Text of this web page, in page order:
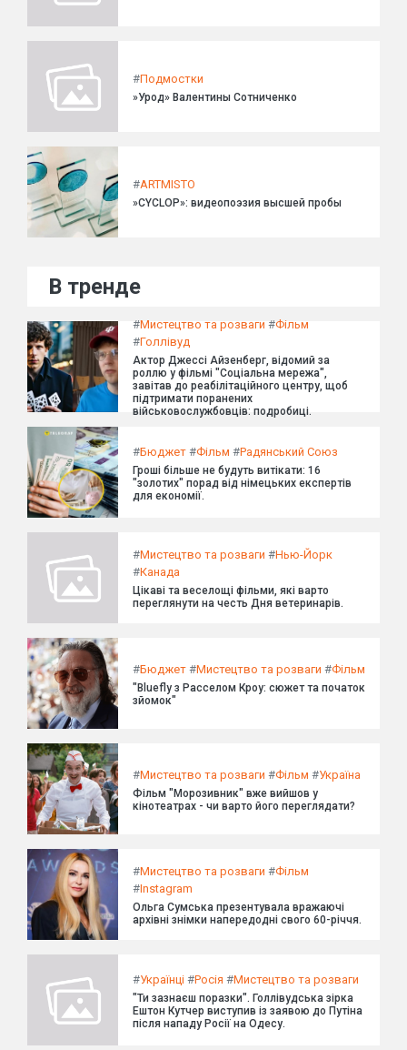
#Подмостки
»Урод» Валентины Сотниченко
#ARTMISTO
»CYCLOP»: видеопоэзия высшей пробы
В тренде
#Мистецтво та розваги #Фільм
#Голлівуд
Актор Джессі Айзенберг, відомий за
роллю у фільмі "Соціальна мережа",
завітав до реабілітаційного центру, щоб
підтримати поранених
військовослужбовців: подробиці.
#Бюджет #Фільм #Радянський Союз
Гроші більше не будуть витікати: 16
"золотих" порад від німецьких експертів
для економії.
#Мистецтво та розваги #Нью-Йорк
#Канада
Цікаві та веселощі фільми, які варто
переглянути на честь Дня ветеринарів.
#Бюджет #Мистецтво та розваги #Фільм
"Bluefly з Расселом Кроу: сюжет та початок
зйомок"
#Мистецтво та розваги #Фільм #Україна
Фільм "Морозивник" вже вийшов у
кінотеатрах - чи варто його переглядати?
#Мистецтво та розваги #Фільм
#Instagram
Ольга Сумська презентувала вражаючі
архівні знімки напередодні свого 60-річчя.
#Українці #Росія #Мистецтво та розваги
"Ти зазнаєш поразки". Голлівудська зірка
Ештон Кутчер виступив із заявою до Путіна
після нападу Росії на Одесу.